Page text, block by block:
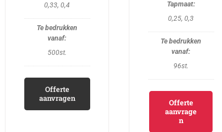
0,33, 0,4
500st.
Offerte
aanvragen
0,25, 0,3
96st.
Offerte
aanvrage
n